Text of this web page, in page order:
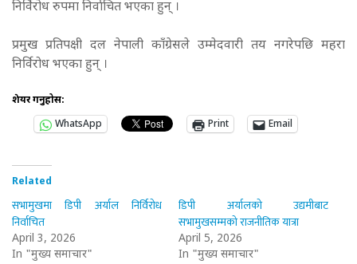
निर्विरोध रुपमा निर्वाचित भएका हुन् ।
प्रमुख प्रतिपक्षी दल नेपाली काँग्रेसले उम्मेदवारी तय नगरेपछि महरा
निर्विरोध भएका हुन् ।
शेयर गर्नुहोस:
WhatsApp
Print Email
Related
सभामुखमा डिपी अर्याल निर्विरोध
निर्वाचित
April 3, 2026
In "मुख्य समाचार"
डिपी अर्यालको उद्यमीबाट
सभामुखसम्मको राजनीतिक यात्रा
April 5, 2026
In "मुख्य समाचार"